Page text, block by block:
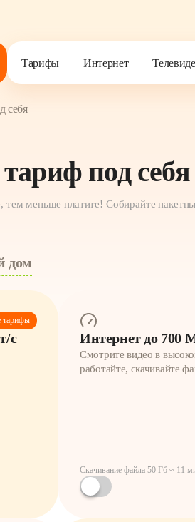
Тарифы Интернет
Тарифы Интернет
себя
под себя
тем меньше платите! Собирайте
дом
с
тарифы
Интернет до 700
Смотрите видео в
работайте, скачивайте
Скачивание файла 50 Гб ≈ 11